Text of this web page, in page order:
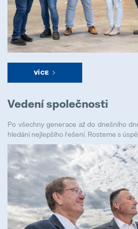
VÍCE
Vedení společnosti
Po všechny generace až do dnešního
hledání nejlepšího řešení. Rosteme s